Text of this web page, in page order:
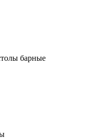
барные